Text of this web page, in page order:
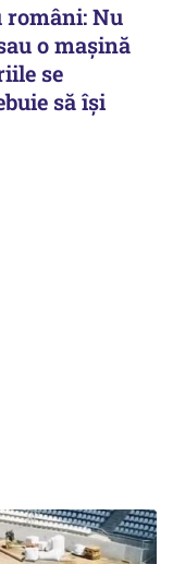
Nu
o mașină
se
să își